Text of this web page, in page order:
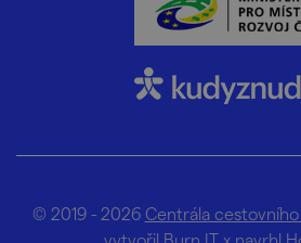
© 2019 - 2026 Centrála